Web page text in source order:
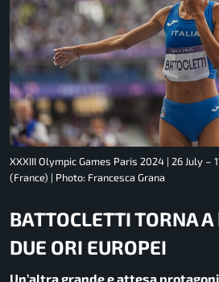
XXXIII Olympic Games Paris 2024 | 26 July –
(France) | Photo: Francesca Grana
BATTOCLETTI TORNA
DUE ORI EUROPEI
Un’altra grande e attesa